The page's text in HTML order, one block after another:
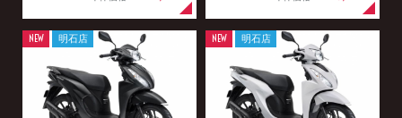
NEW 明石店 NEW 明石店